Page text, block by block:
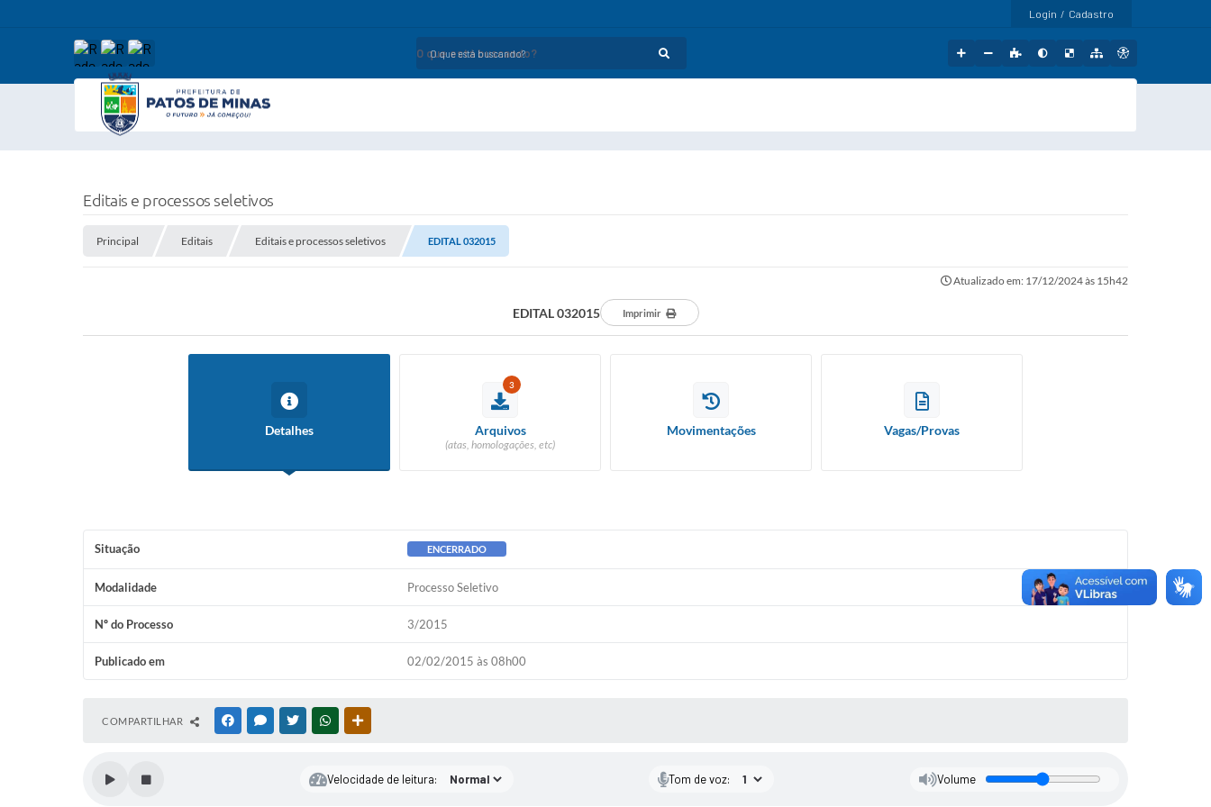
Login / Cadastro
O que está buscando?
Editais e processos seletivos
Principal Editais Editais e processos seletivos EDITAL 032015
Atualizado em: 17/12/2024 às 15h42
EDITAL 032015 Imprimir
Detalhes
3
Arquivos
(atas, homologações, etc)
Movimentações Vagas/Provas
Situação ENCERRADO
Modalidade Processo Seletivo
Nº do Processo 3/2015
Publicado em 02/02/2015 às 08h00
COMPARTILHAR FACEBOOKMESSENGER
TWITTERWHATSAPP
Velocidade de leitura: Tom de voz: Volume